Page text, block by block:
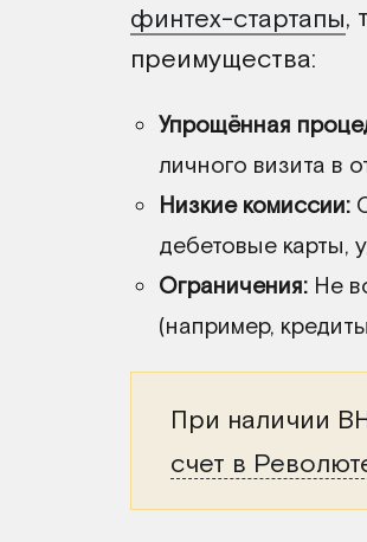
финтех-стартапы,
преимущества:
Упрощённая
личного визита в
Низкие комиссии:
дебетовые карты,
Ограничения: Не
(например,
При наличии
счет в